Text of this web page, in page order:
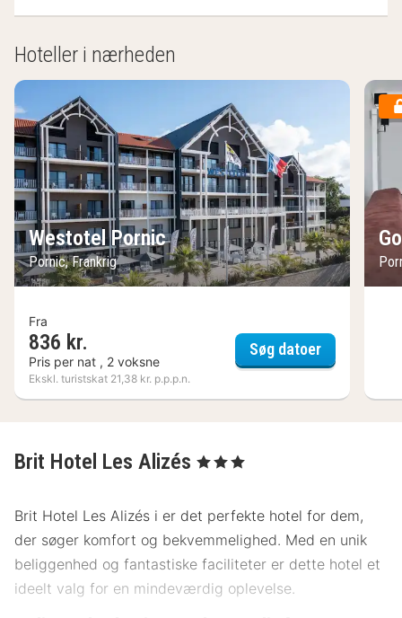
Hoteller i nærheden
Westotel Pornic
Pornic, Frankrig
Fra
836 kr.
Pris per nat , 2 voksne
Ekskl. turistskat 21,38 kr. p.p.p.n.
Søg datoerWestotel
Brit Hotel Les Alizés , 3 Stjerner
Brit Hotel Les Alizés i er det perfekte hotel for dem,
der søger komfort og bekvemmelighed. Med en unik
beliggenhed og fantastiske faciliteter er dette hotel et
ideelt valg for en mindeværdig oplevelse.